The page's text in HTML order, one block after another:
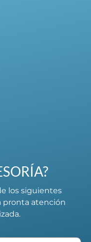
los siguientes
pronta atención